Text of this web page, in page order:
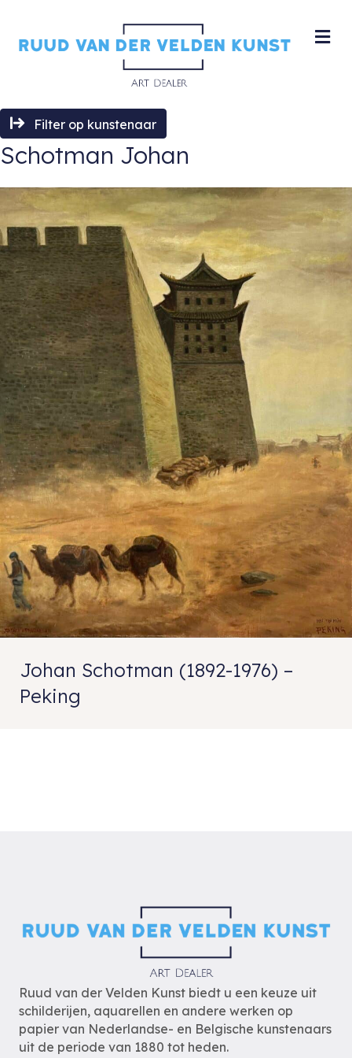
Filter op kunstenaar
Schotman Johan
Johan Schotman (1892-1976) –
Peking
Ruud van der Velden Kunst biedt u een keuze uit
schilderijen, aquarellen en andere werken op
papier van Nederlandse- en Belgische kunstenaars
uit de periode van 1880 tot heden.